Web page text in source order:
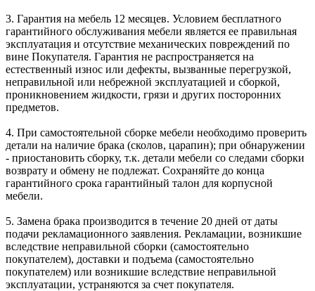
3. Гарантия на мебель 12 месяцев. Условием бесплатного
гарантийного обслуживания мебели является ее правильная
эксплуатация и отсутствие механических повреждений по
вине Покупателя. Гарантия не распространяется на
естественный износ или дефекты, вызванные перегрузкой,
неправильной или небрежной эксплуатацией и сборкой,
проникновением жидкости, грязи и других посторонних
предметов.
4. При самостоятельной сборке мебели необходимо проверить
детали на наличие брака (сколов, царапин); при обнаружении
- приостановить сборку, т.к. детали мебели со следами сборки
возврату и обмену не подлежат. Сохраняйте до конца
гарантийного срока гарантийный талон для корпусной
мебели.
5. Замена брака производится в течение 20 дней от даты
подачи рекламационного заявления. Рекламации, возникшие
вследствие неправильной сборки (самостоятельно
покупателем), доставки и подъема (самостоятельно
покупателем) или возникшие вследствие неправильной
эксплуатации, устраняются за счет покупателя.